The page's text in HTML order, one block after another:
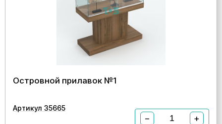
Островной прилавок №1
Артикул 35665
− +